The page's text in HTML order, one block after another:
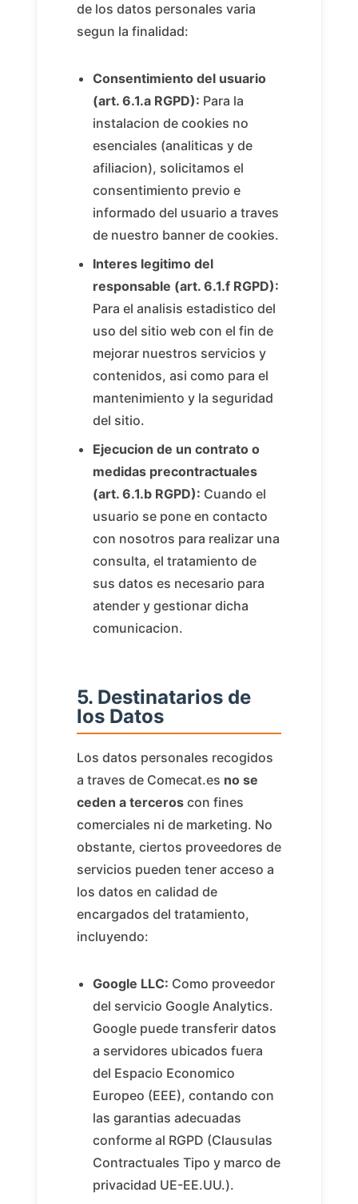
de los datos personales varia
segun la finalidad:
Consentimiento del usuario
(art. 6.1.a RGPD): Para la
instalacion de cookies no
esenciales (analiticas y de
afiliacion), solicitamos el
consentimiento previo e
informado del usuario a traves
de nuestro banner de cookies.
Interes legitimo del
responsable (art. 6.1.f RGPD):
Para el analisis estadistico del
uso del sitio web con el fin de
mejorar nuestros servicios y
contenidos, asi como para el
mantenimiento y la seguridad
del sitio.
Ejecucion de un contrato o
medidas precontractuales
(art. 6.1.b RGPD): Cuando el
usuario se pone en contacto
con nosotros para realizar una
consulta, el tratamiento de
sus datos es necesario para
atender y gestionar dicha
comunicacion.
5. Destinatarios de
los Datos
Los datos personales recogidos
a traves de Comecat.es no se
ceden a terceroscon fines
comerciales ni de marketing. No
obstante, ciertos proveedores de
servicios pueden tener acceso a
los datos en calidad de
encargados del tratamiento,
incluyendo:
Google LLC: Como proveedor
del servicio Google Analytics.
Google puede transferir datos
a servidores ubicados fuera
del Espacio Economico
Europeo (EEE), contando con
las garantias adecuadas
conforme al RGPD (Clausulas
Contractuales Tipo y marco de
privacidad UE-EE.UU.).